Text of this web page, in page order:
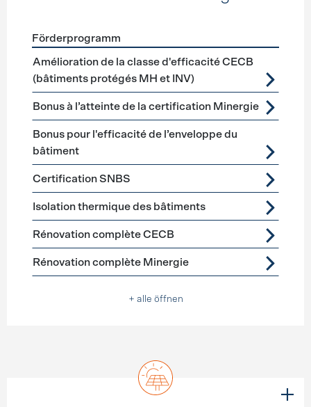
Förderprogramme Gebäudehülle Sanierung
Förderprogramm
Amélioration de la classe d'efficacité CECB
(bâtiments protégés MH et INV)
Bonus à l’atteinte de la certification Minergie
Bonus pour l'efficacité de l’enveloppe du
bâtiment
Certification SNBS
Isolation thermique des bâtiments
Rénovation complète CECB
Rénovation complète Minergie
+ alle öffnen